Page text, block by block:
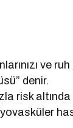
ve
denir.
risk altında